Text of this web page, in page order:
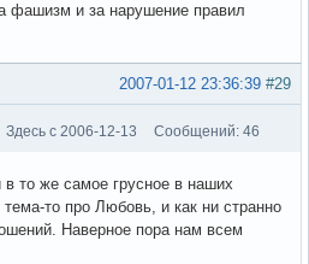
фашизм и за нарушение правил
#29
2007-01-12 23:36:39
Здесь с 2006-12-13 Сообщений: 46
то же самое грусное в наших
то про Любовь, и как ни странно
Наверное пора нам всем